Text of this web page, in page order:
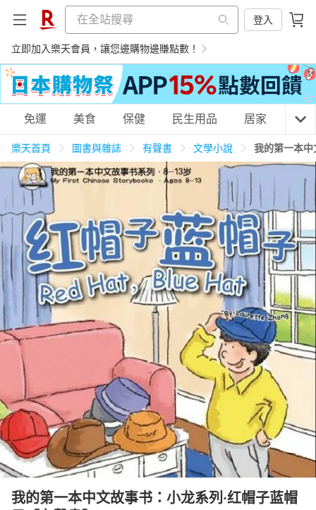
登入
立即加入樂天會員，讓您邊購物邊賺點數！
購物網分類
天天免運 民生用品
居家生活 3C家電 運動休閒 親子玩具
女裝 化妝保養 情趣用品
電子/紙本書
HOT
免運 美食 保健 民生用品 居家 3C
樂天首頁 圖書與雜誌 有聲書 文學小說 我的第一本中
我的第一本中文故事书：小龙系列·红帽子蓝帽